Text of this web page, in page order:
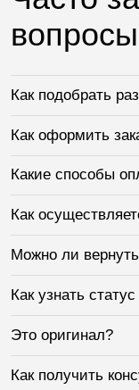
вопросы
Как подобрать
Как оформить
Какие способы
Как
Можно ли
Как узнать статус
Это оригинал?
Как получить